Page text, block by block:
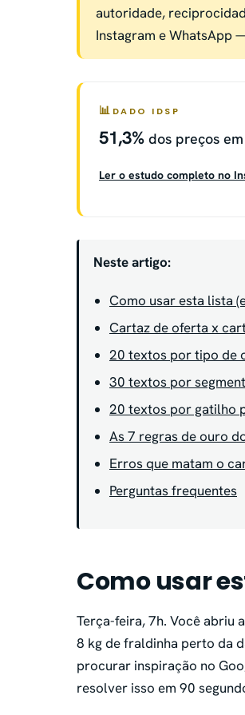
autoridade,
Instagram e WhatsApp
DADO IDSP
51,3% dos preços
Ler o estudo completo no
Neste artigo:
Como usar esta lista
Cartaz de oferta x
20 textos por tipo de
30 textos por
20 textos por gatilho
As 7 regras de ouro
Erros que matam o
Perguntas frequentes
Como usar
Terça-feira, 7h. Você abriu
8 kg de fraldinha perto da
procurar inspiração no
resolver isso em 90